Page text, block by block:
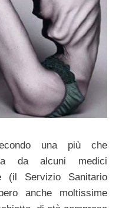
una più che
da alcuni medici
(il Servizio Sanitario
anche moltissime